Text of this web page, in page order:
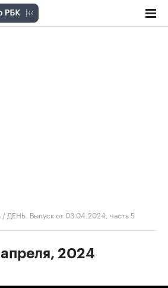
/ ДЕНЬ. Выпуск от 03.04.2024, часть 5
2024